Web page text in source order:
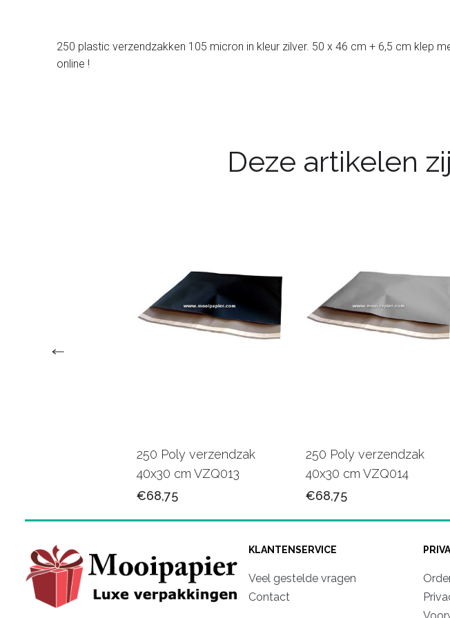
250 plastic verzendzakken 105 micron in kleur zilver. 50 x 46 cm + 6,5 cm klep
online !
Deze artikelen
250 Poly verzendzak
40x30 cm VZQ013
€68,75
250 Poly verzendzak
40x30 cm VZQ014
€68,75
KLANTENSERVICE
Veel gestelde vragen
Contact